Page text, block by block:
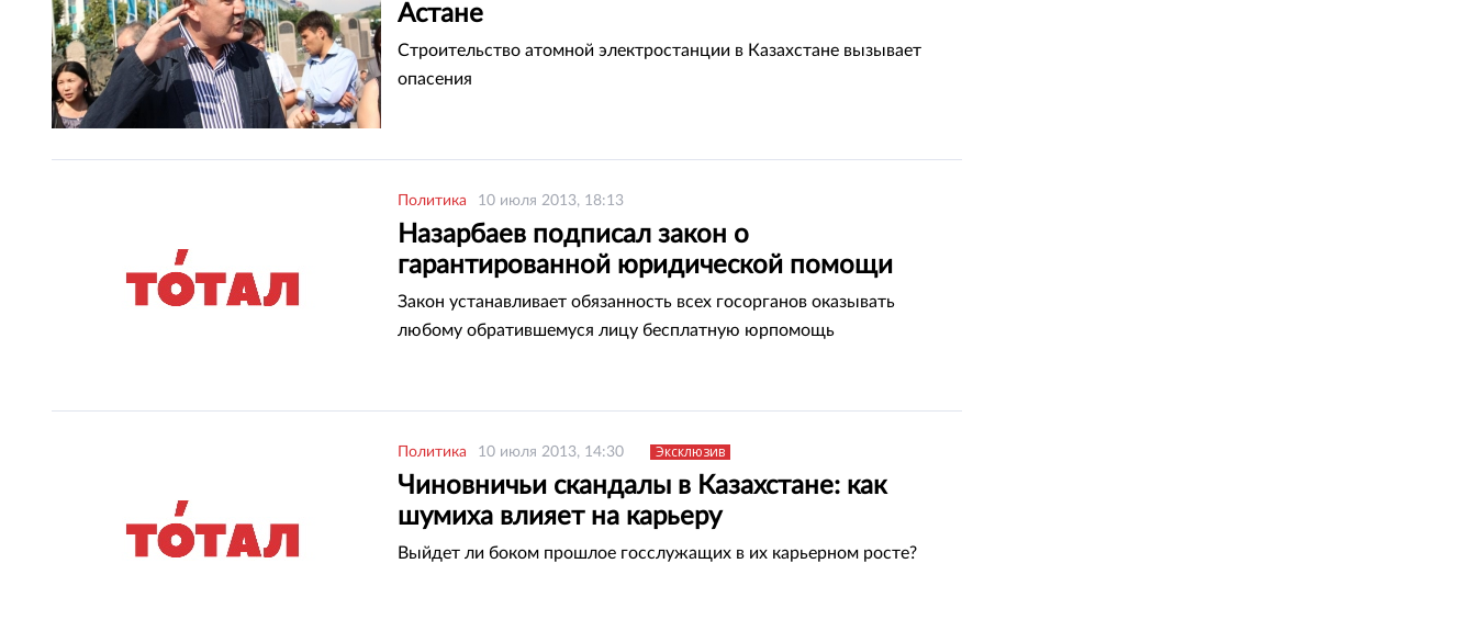
Астане
Строительство атомной электростанции в Казахстане вызывает
опасения
Политика 10 июля 2013, 18:13
Назарбаев подписал закон о
гарантированной юридической помощи
Закон устанавливает обязанность всех госорганов оказывать
любому обратившемуся лицу бесплатную юрпомощь
Политика 10 июля 2013, 14:30 Эксклюзив
Чиновничьи скандалы в Казахстане: как
шумиха влияет на карьеру
Выйдет ли боком прошлое госслужащих в их карьерном росте?